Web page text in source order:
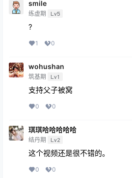
smile
练虚期 Lv5
?
1 0
wohushan
筑基期 Lv1
支持父子被窝
0 0
琪琪哈哈哈哈哈
结丹期 Lv2
这个视频还是很不错的。
0 0